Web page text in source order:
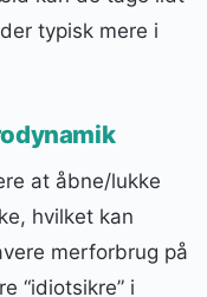
typisk mere i
at åbne/lukke
hvilket kan
merforbrug på
“idiotsikre” i